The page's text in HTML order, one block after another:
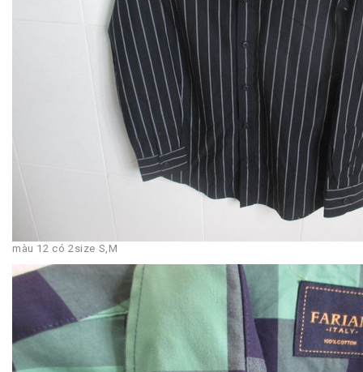
màu 12 có 2size S,M